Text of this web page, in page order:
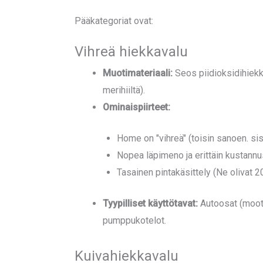
Pääkategoriat ovat:
Vihreä hiekkavalu
Muotimateriaali:Seos
merihiiltä).
Ominaispiirteet:
Home on "vihreä" (toisin sanoen.
Nopea läpimeno ja erittäin
Tasainen pintakäsittely (Ne olivat
Tyypilliset käyttötavat:Autoosat
pumppukotelot.
Kuivahiekkavalu